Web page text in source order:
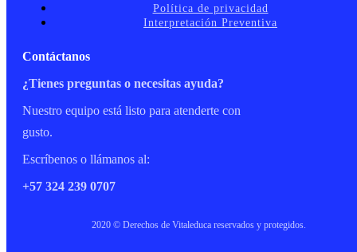
Política de privacidad
Interpretación Preventiva
Contáctanos
¿Tienes preguntas o necesitas ayuda?
Nuestro equipo está listo para atenderte con
gusto.
Escríbenos o llámanos al:
+57 324 239 0707
2020 © Derechos de Vitaleduca reservados y protegidos.